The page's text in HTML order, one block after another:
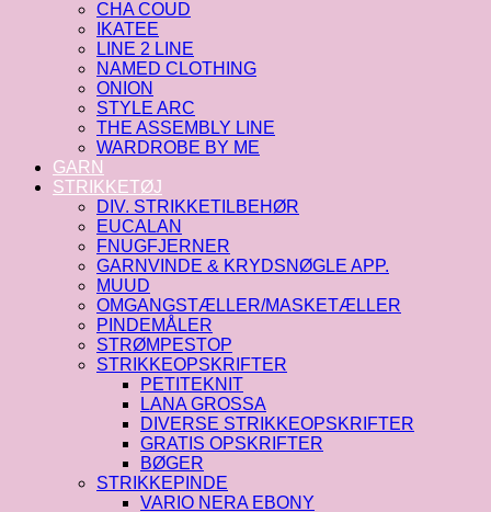
CHA COUD
IKATEE
LINE 2 LINE
NAMED CLOTHING
ONION
STYLE ARC
THE ASSEMBLY LINE
WARDROBE BY ME
GARN
STRIKKETØJ
DIV. STRIKKETILBEHØR
EUCALAN
FNUGFJERNER
GARNVINDE & KRYDSNØGLE APP.
MUUD
OMGANGSTÆLLER/MASKETÆLLER
PINDEMÅLER
STRØMPESTOP
STRIKKEOPSKRIFTER
PETITEKNIT
LANA GROSSA
DIVERSE STRIKKEOPSKRIFTER
GRATIS OPSKRIFTER
BØGER
STRIKKEPINDE
VARIO NERA EBONY